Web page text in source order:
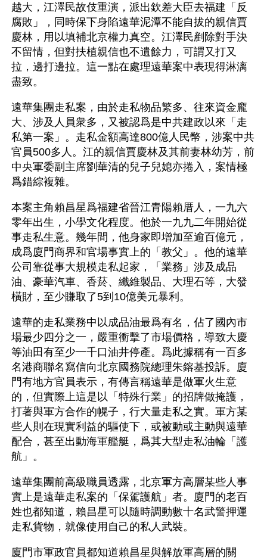
越大，江澤民故伎重演，派出欽差大臣去福建「反
腐敗」，同時保下身陷遠華泥潭不能自拔的親信賈
慶林，用以填補北京權力真空。江澤民剷除對手決
不留情，但對扶植親信也不遺餘力，可謂又打又
拉，邊打邊拉。這一點在處理遠華案中表現得淋漓
盡致。
遠華集團走私案，由於走私物品繁多、往來資金龐
大、涉及人員衆多，又被認爲是中共建政以來「走
私第一案」。走私金額高達800億人民幣，涉案中共
官員500多人。江的親信賈慶林及其前妻林幼芳，前
中央軍委副主席劉華清的兒子兒媳亦捲入，案情極
爲錯綜複雜。
本案主角賴昌星爲福建省晉江青陽賴厝人，一九六
零年出生，小學文化程度。他於一九九二年開始從
事走私生意。幾年間，他身家即增加至逾百億元，
成爲廈門商界和官場事實上的「教父」。他的遠華
公司靠從事大規模走私起家，「業務」涉及成品
油、豪華汽車、香菸、纖維製品、大理石等，大發
橫財，至少賺取了5到10億美元暴利。
遠華的走私業務中以成品油最爲有名，佔了國內市
場最少四分之一，嚴重衝擊了市場價格，導致大慶
等油田有至少一千口油井停產。爲此據稱有一百多
名港商聯名寫信向北京國務院總理朱鎔基投訴。廈
門有地方官員表示，有傳言稱遠華是做軍火生意
的，但實際上這是以「特殊行業」的招牌做掩護，
打著與軍方合作的幌子，行大量走私之實。軍方某
些人則在現實利益的驅使下，或被動或主動與遠華
配合，甚至出動海軍艦艇，爲其大型走私油輪「護
航」。
遠華集團前高級職員透露，北京軍方高層某些人事
實上是遠華走私案的「保駕護航」者。廈門的老百
姓也都知道，賴昌星可以隨時調動數十名武警押運
走私貨物，就像使用自己的私人武裝。
廈門市軍政官員都知道賴昌星與解放軍高層的關